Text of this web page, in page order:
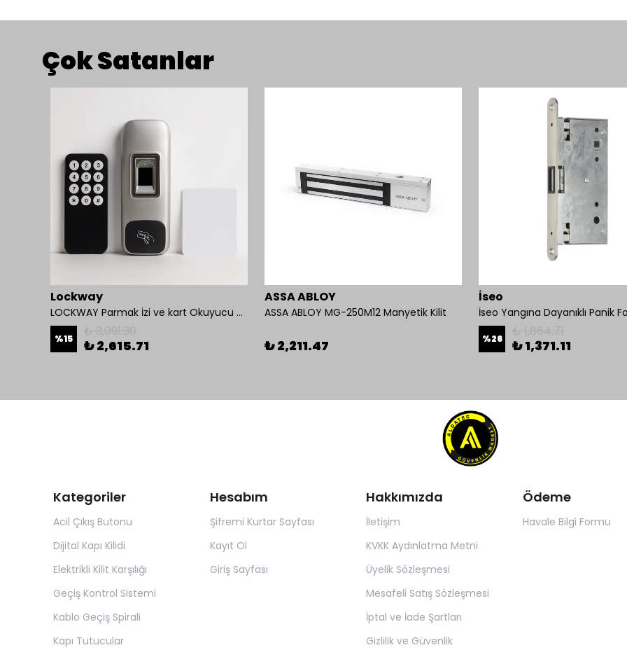
Çok Satanlar
Lockway
LOCKWAY Parmak İzi ve kart Okuyucu Kontrol Paneli
%15 ₺ 2,615.71
ASSA ABLOY
ASSA ABLOY MG-250M12 Manyetik Kilit
₺ 2,211.47
İseo
%26 ₺ 1,371.11
Kategoriler
Acil Çıkış Butonu
Dijital Kapı Kilidi
Elektrikli Kilit Karşılığı
Geçiş Kontrol Sistemi
Kablo Geçiş Spirali
Kapı Tutucular
Hesabım
Şifremi Kurtar Sayfası
Kayıt Ol
Giriş Sayfası
Hakkımızda
İletişim
KVKK Aydınlatma Metni
Üyelik Sözleşmesi
Mesafeli Satış Sözleşmesi
İptal ve İade Şartları
Gizlilik ve Güvenlik
Ödeme
Havale Bilgi Formu